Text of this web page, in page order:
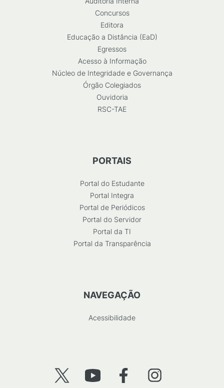
Concursos
Editora
Educação a Distância (EaD)
Egressos
Acesso à Informação
Núcleo de Integridade e Governança
Órgão Colegiados
Ouvidoria
RSC-TAE
PORTAIS
Portal do Estudante
Portal Integra
Portal de Periódicos
Portal do Servidor
Portal da TI
Portal da Transparência
NAVEGAÇÃO
Acessibilidade